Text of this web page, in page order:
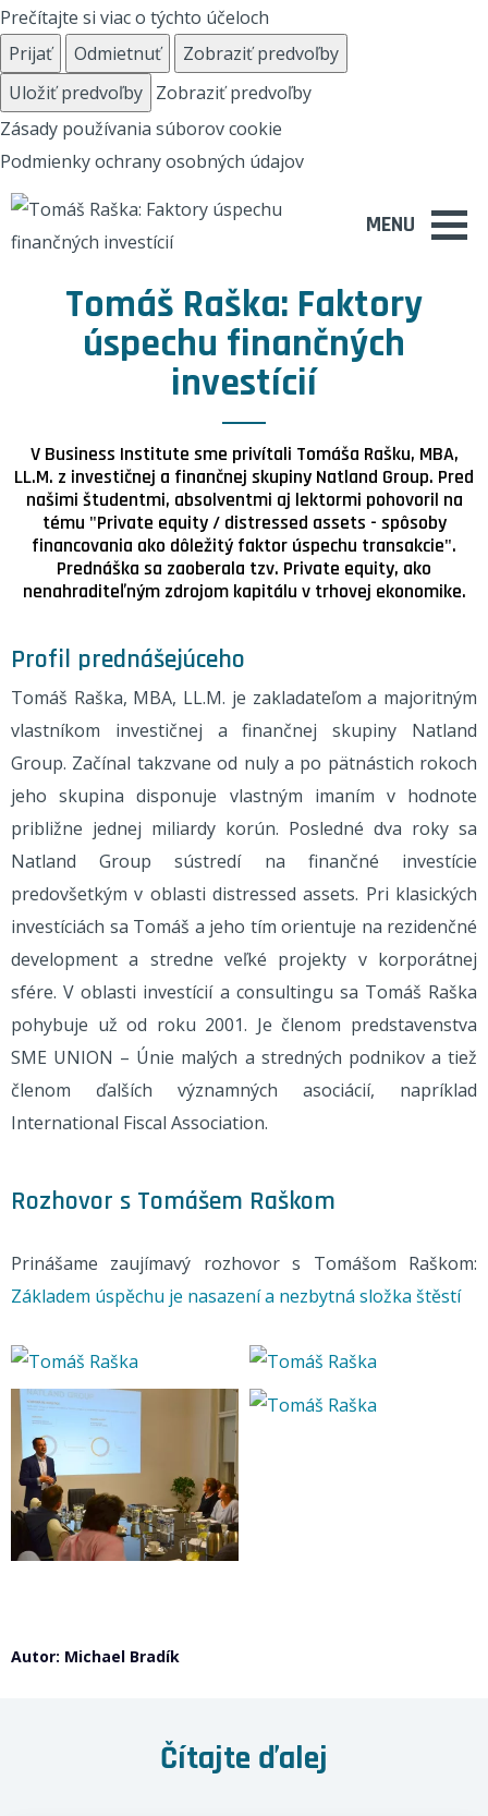
Prečítajte si viac o týchto účeloch
Prijať
Odmietnuť
Zobraziť predvoľby
Uložiť predvoľby Zobraziť predvoľby
Zásady používania súborov cookie
Podmienky ochrany osobných údajov
MENU
Tomáš Raška: Faktory
úspechu finančných
investícií
V Business Institute sme privítali Tomáša Rašku, MBA,
LL.M. z investičnej a finančnej skupiny Natland Group. Pred
našimi študentmi, absolventmi aj lektormi pohovoril na
tému "Private equity / distressed assets - spôsoby
financovania ako dôležitý faktor úspechu transakcie".
Prednáška sa zaoberala tzv. Private equity, ako
nenahraditeľným zdrojom kapitálu v trhovej ekonomike.
Profil prednášejúceho
Tomáš Raška, MBA, LL.M. je zakladateľom a majoritným
vlastníkom investičnej a finančnej skupiny Natland
Group. Začínal takzvane od nuly a po pätnástich rokoch
jeho skupina disponuje vlastným imaním v hodnote
približne jednej miliardy korún. Posledné dva roky sa
Natland Group sústredí na finančné investície
predovšetkým v oblasti distressed assets. Pri klasických
investíciách sa Tomáš a jeho tím orientuje na rezidenčné
development a stredne veľké projekty v korporátnej
sfére. V oblasti investícií a consultingu sa Tomáš Raška
pohybuje už od roku 2001. Je členom predstavenstva
SME UNION – Únie malých a stredných podnikov a tiež
členom ďalších významných asociácií, napríklad
International Fiscal Association.
Rozhovor s Tomášem Raškom
Prinášame zaujímavý rozhovor s Tomášom Raškom:
Základem úspěchu je nasazení a nezbytná složka štěstí
Autor: Michael Bradík
Čítajte ďalej